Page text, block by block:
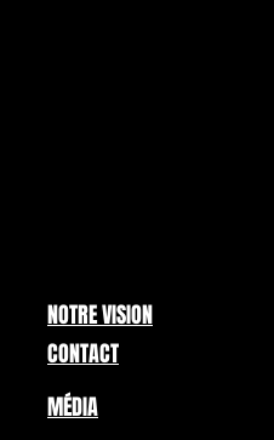
NOTRE VISION
CONTACT
MÉDIA